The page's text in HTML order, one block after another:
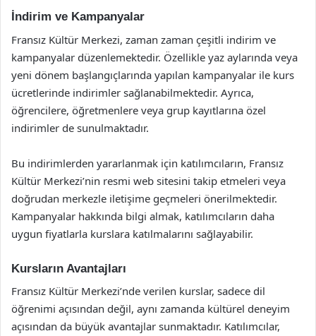
İndirim ve Kampanyalar
Fransız Kültür Merkezi, zaman zaman çeşitli indirim ve
kampanyalar düzenlemektedir. Özellikle yaz aylarında veya
yeni dönem başlangıçlarında yapılan kampanyalar ile kurs
ücretlerinde indirimler sağlanabilmektedir. Ayrıca,
öğrencilere, öğretmenlere veya grup kayıtlarına özel
indirimler de sunulmaktadır.
Bu indirimlerden yararlanmak için katılımcıların, Fransız
Kültür Merkezi’nin resmi web sitesini takip etmeleri veya
doğrudan merkezle iletişime geçmeleri önerilmektedir.
Kampanyalar hakkında bilgi almak, katılımcıların daha
uygun fiyatlarla kurslara katılmalarını sağlayabilir.
Kursların Avantajları
Fransız Kültür Merkezi’nde verilen kurslar, sadece dil
öğrenimi açısından değil, aynı zamanda kültürel deneyim
açısından da büyük avantajlar sunmaktadır. Katılımcılar,